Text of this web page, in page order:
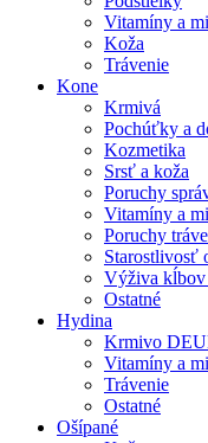
Vitamíny a
Koža
Trávenie
Kone
Krmivá
Pochúťky a
Kozmetika
Srsť a koža
Poruchy
Vitamíny a
Poruchy
Starostlivosť
Výživa kĺbov
Ostatné
Hydina
Krmivo
Vitamíny a
Trávenie
Ostatné
Ošípané